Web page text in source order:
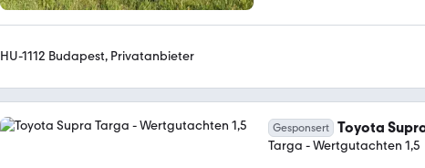
HU-1112 Budapest, Privatanbieter
Gesponsert Toyota
Targa - Wertgutachten 1,5